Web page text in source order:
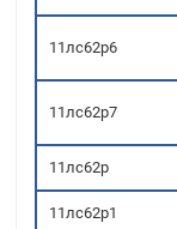
11лс62р6
11лс62р7
11лс62р
11лс62р1